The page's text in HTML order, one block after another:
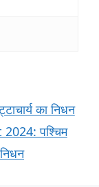
का निधन
पश्चिम